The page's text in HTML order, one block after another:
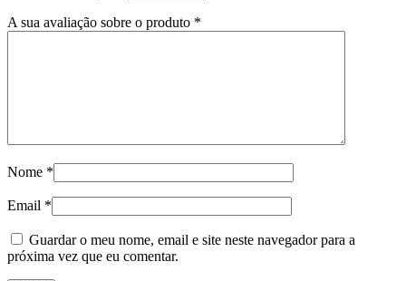
A sua avaliação sobre o produto *
Nome *
Email *
Guardar o meu nome, email e site neste navegador para a
próxima vez que eu comentar.